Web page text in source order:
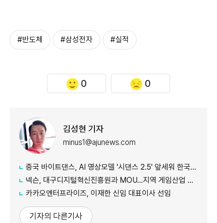
#반도체 #삼성전자 #실적
0 0
김성현 기자
minus1@ajunews.com
중국 바이트댄스, AI 영상모델 '시댄스 2.5' 앞세워 한국 공략 본격화
넥슨, 대구디지털혁신진흥원과 MOU…지역 게임산업 육성 나선다
카카오엔터프라이즈, 이재한 신임 대표이사 선임
기자의 다른기사